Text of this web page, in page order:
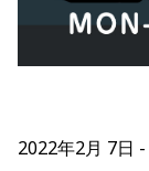
2022年2月 7日